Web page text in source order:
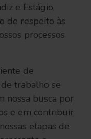
e Estágio,
de respeito às
processos
de
trabalho se
nossa busca por
e em contribuir
etapas de